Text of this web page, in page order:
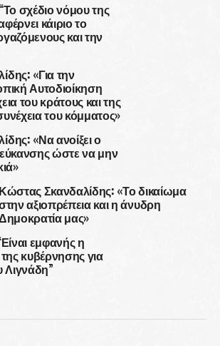
σχέδιο νόμου της
κάιριο το
και την
«Για την
Αυτοδιοίκηση
του κράτους και της
του κόμματος»
«Να ανοίξει ο
ώστε να μην
Κώστας Σκανδαλίδης: «Το δικαίωμα
αξιοπρέπεια και η άνυδρη
μας»
εμφανής η
κυβέρνησης για
Λιγνάδη”